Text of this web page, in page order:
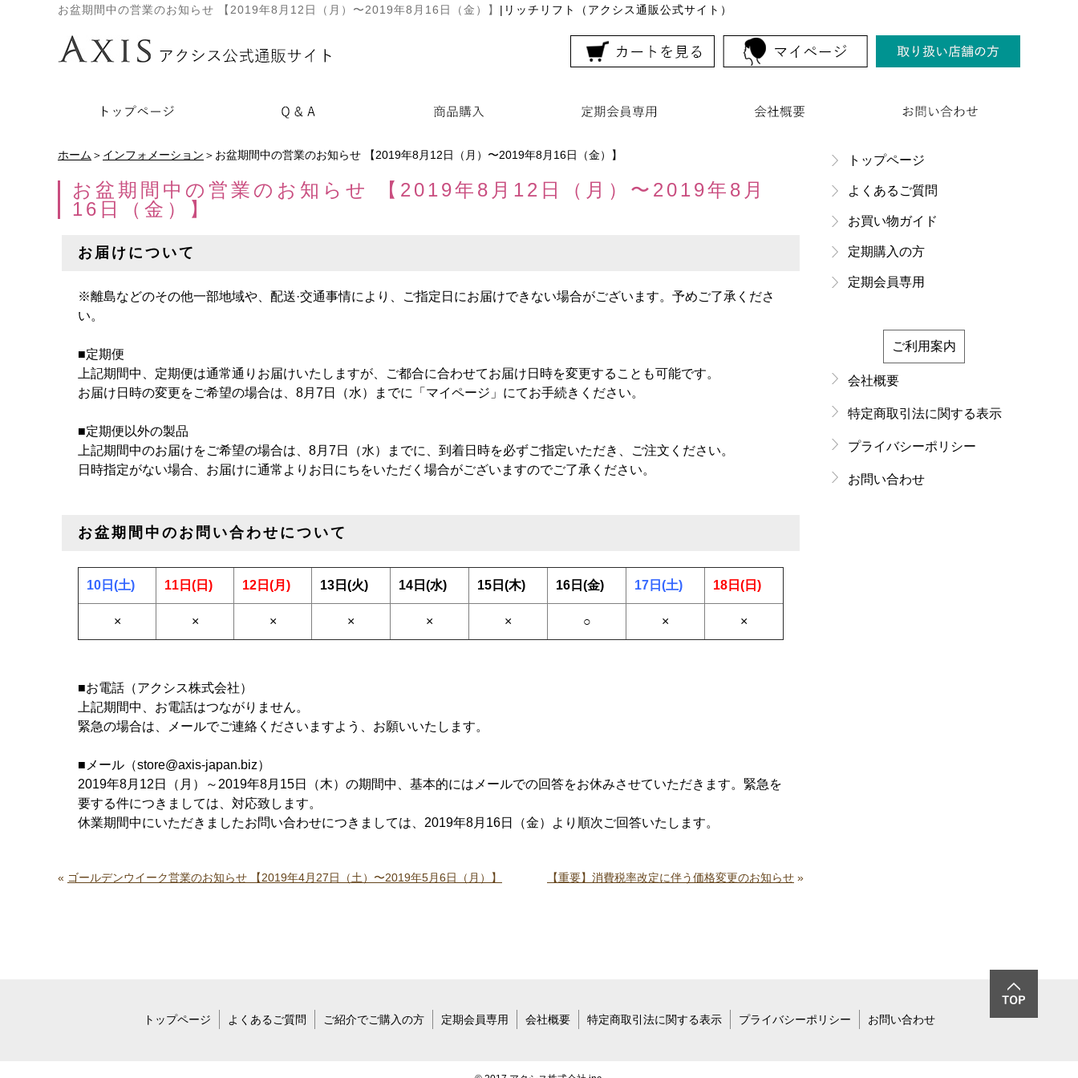
お盆期間中の営業のお知らせ 【2019年8月12日（月）〜2019年8月16日（金）】 | リッチリフト（アクシス通販公式サイト）
ホーム ＞ インフォメーション ＞お盆期間中の営業のお知らせ 【2019年8月12日（月）〜2019年8月16日（金）】
お盆期間中の営業のお知らせ 【2019年8月12日（月）〜2019年8月
16日（金）】
お届けについて
※離島などのその他一部地域や、配送·交通事情により、ご指定日にお届けできない場合がございます。予めご了承くださ
い。
■定期便
上記期間中、定期便は通常通りお届けいたしますが、ご都合に合わせてお届け日時を変更することも可能です。
お届け日時の変更をご希望の場合は、8月7日（水）までに「マイページ」にてお手続きください。
■定期便以外の製品
上記期間中のお届けをご希望の場合は、8月7日（水）までに、到着日時を必ずご指定いただき、ご注文ください。
日時指定がない場合、お届けに通常よりお日にちをいただく場合がございますのでご了承ください。
お盆期間中のお問い合わせについて
10日(土) 11日(日) 12日(月) 13日(火) 14日(水) 15日(木) 16日(金) 17日(土) 18日(日)
× × × × × × ○ × ×
■お電話（アクシス株式会社）
上記期間中、お電話はつながりません。
緊急の場合は、メールでご連絡くださいますよう、お願いいたします。
■メール（store@axis-japan.biz）
2019年8月12日（月）～2019年8月15日（木）の期間中、基本的にはメールでの回答をお休みさせていただきます。緊急を
要する件につきましては、対応致します。
休業期間中にいただきましたお問い合わせにつきましては、2019年8月16日（金）より順次ご回答いたします。
« ゴールデンウイーク営業のお知らせ 【2019年4月27日（土）〜2019年5月6日（月）】 【重要】消費税率改定に伴う価格変更のお知らせ »
トップページ
よくあるご質問
お買い物ガイド
定期購入の方
定期会員専用
ご利用案内
会社概要
特定商取引法に関する表示
プライバシーポリシー
お問い合わせ
トップページ よくあるご質問 ご紹介でご購入の方 定期会員専用 会社概要 特定商取引法に関する表示 プライバシーポリシー お問い合わせ